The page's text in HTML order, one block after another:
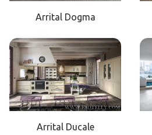
Arrital Dogma
Arrital Ducale